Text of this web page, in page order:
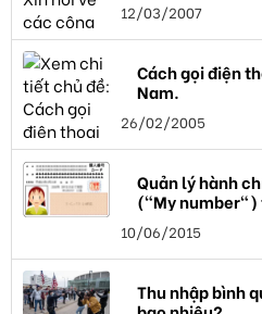
12/03/2007
Cách gọi điện
Nam.
26/02/2005
Quản lý hành
("My number")
10/06/2015
Thu nhập bình